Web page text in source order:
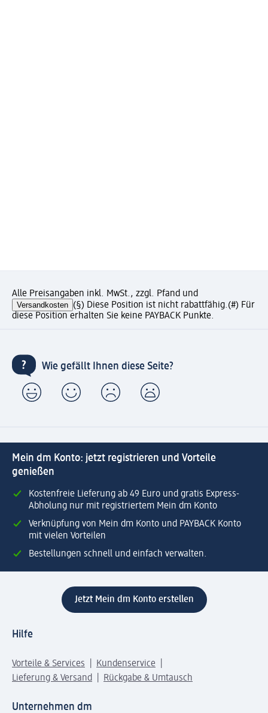
Alle Preisangaben inkl. MwSt., zzgl. Pfand und
Versandkosten (§) Diese Position ist nicht rabattfähig.(#) Für
diese Position erhalten Sie keine PAYBACK Punkte.
Wie gefällt Ihnen diese Seite?
Mein dm Konto: jetzt registrieren und Vorteile
genießen
Kostenfreie Lieferung ab 49 Euro und gratis Express-
Abholung nur mit registriertem Mein dm Konto
Verknüpfung von Mein dm Konto und PAYBACK Konto
mit vielen Vorteilen
Bestellungen schnell und einfach verwalten.
Jetzt Mein dm Konto erstellen
Hilfe
Vorteile & Services
Kundenservice
Lieferung & Versand
Rückgabe & Umtausch
Unternehmen dm